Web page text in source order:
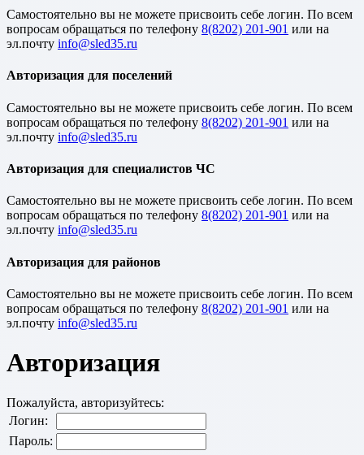
Cамостоятельно вы не можете присвоить себе логин. По всем
вопросам обращаться по телефону 8(8202) 201-901 или на
эл.почту
Авторизация для поселений
Cамостоятельно вы не можете присвоить себе логин. По всем
вопросам обращаться по телефону 8(8202) 201-901 или на
эл.почту
Авторизация для специалистов ЧС
Cамостоятельно вы не можете присвоить себе логин. По всем
вопросам обращаться по телефону 8(8202) 201-901 или на
эл.почту
Авторизация для районов
Cамостоятельно вы не можете присвоить себе логин. По всем
вопросам обращаться по телефону 8(8202) 201-901 или на
эл.почту
Авторизация
Пожалуйста, авторизуйтесь:
Логин:
Пароль: